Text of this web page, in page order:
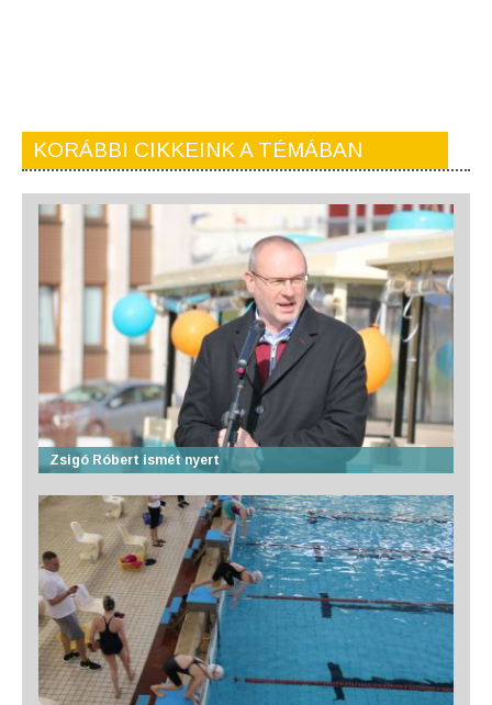
KORÁBBI CIKKEINK A TÉMÁBAN
Zsigó Róbert ismét nyert